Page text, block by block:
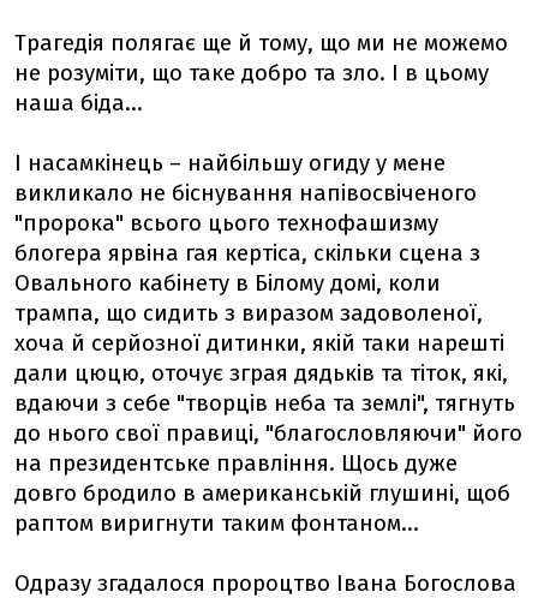
Трагедія полягає ще й тому, що ми не можемо
не розуміти, що таке добро та зло. І в цьому
наша біда...
І насамкінець – найбільшу огиду у мене
викликало не біснування напівосвіченого
"пророка" всього цього технофашизму
блогера ярвіна гая кертіса, скільки сцена з
Овального кабінету в Білому домі, коли
трампа, що сидить з виразом задоволеної,
хоча й серйозної дитинки, якій таки нарешті
дали цюцю, оточує зграя дядьків та тіток, які,
вдаючи з себе "творців неба та землі", тягнуть
до нього свої правиці, "благословляючи" його
на президентське правління. Щось дуже
довго бродило в американській глушині, щоб
раптом виригнути таким фонтаном...
Одразу згадалося пророцтво Івана Богослова